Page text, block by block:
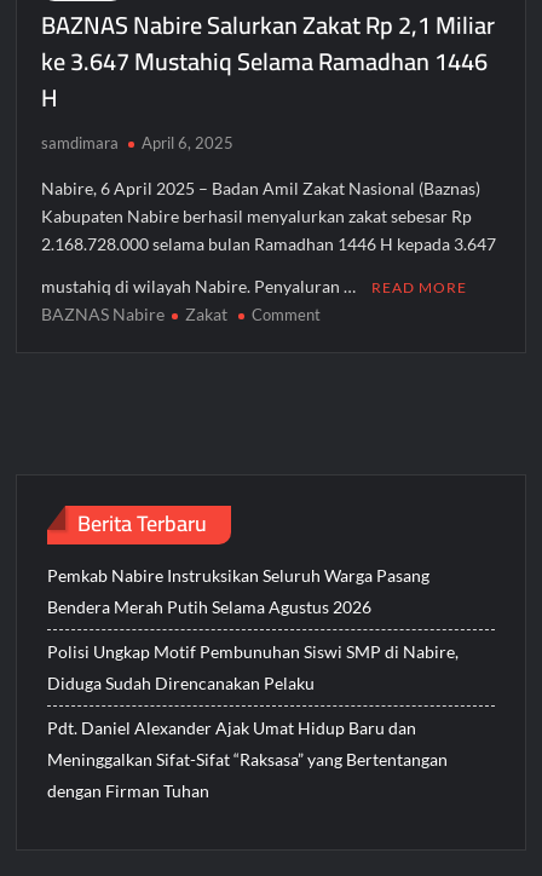
BAZNAS Nabire Salurkan Zakat Rp 2,1 Miliar
ke 3.647 Mustahiq Selama Ramadhan 1446
H
samdimara April 6, 2025
Nabire, 6 April 2025 – Badan Amil Zakat Nasional (Baznas)
Kabupaten Nabire berhasil menyalurkan zakat sebesar Rp
2.168.728.000 selama bulan Ramadhan 1446 H kepada 3.647
mustahiq di wilayah Nabire. Penyaluran … READ MORE
BAZNAS Nabire Zakat Commenton
Mustahiq
Selama
Ramadhan
1446
Berita Terbaru
Pemkab Nabire Instruksikan Seluruh Warga Pasang
Bendera Merah Putih Selama Agustus 2026
Polisi Ungkap Motif Pembunuhan Siswi SMP di Nabire,
Diduga Sudah Direncanakan Pelaku
Pdt. Daniel Alexander Ajak Umat Hidup Baru dan
Meninggalkan Sifat-Sifat “Raksasa” yang Bertentangan
dengan Firman Tuhan